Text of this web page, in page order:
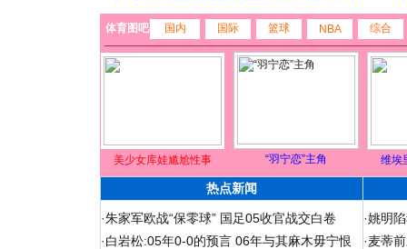
体育图吧 国内 国际 篮球 NBA 综合
美少女库娃尴尬性事 “羽宁恋”主角 维埃
热点新闻
·朱家军欧战“保零球” 国足05收官战交白卷
·白岩松:05年0-0的预言 06年与其麻木毋宁恨
·姚明
·麦蒂